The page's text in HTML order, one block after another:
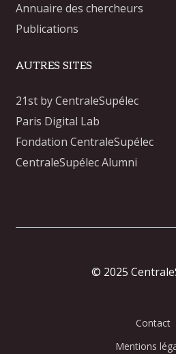
Annuaire des chercheurs
Publications
AUTRES SITES
21st by CentraleSupélec
Paris Digital Lab
Fondation CentraleSupélec
CentraleSupélec Alumni
© 2025
Contact
Mentions